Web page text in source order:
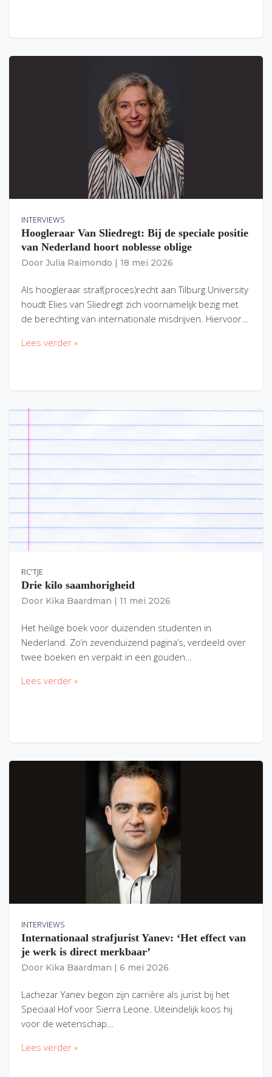
INTERVIEWS
Hoogleraar Van Sliedregt: Bij de speciale positie
van Nederland hoort noblesse oblige
Door Julia Raimondo 18 mei 2026
Als hoogleraar straf(proces)recht aan Tilburg University
houdt Elies van Sliedregt zich voornamelijk bezig met
de berechting van internationale misdrijven. Hiervoor…
Lees verder »
RC'TJE
Drie kilo saamhorigheid
Door Kika Baardman 11 mei 2026
Het heilige boek voor duizenden studenten in
Nederland. Zo’n zevenduizend pagina’s, verdeeld over
twee boeken en verpakt in een gouden…
Lees verder »
INTERVIEWS
Internationaal strafjurist Yanev: ‘Het effect van
je werk is direct merkbaar’
Door Kika Baardman 6 mei 2026
Lachezar Yanev begon zijn carrière als jurist bij het
Speciaal Hof voor Sierra Leone. Uiteindelijk koos hij
voor de wetenschap…
Lees verder »